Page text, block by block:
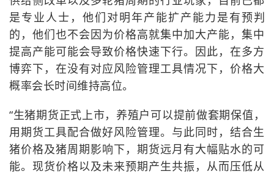
是专业人士，他们对明年产能扩产能力是有预判
的，他们也不会因为价格高就集中加大产能，集中
提高产能可能会导致价格快速下行。因此，在多方
博弈下，在没有对应风险管理工具情况下，价格大
概率会长时间维持高位。
“生猪期货正式上市，养殖户可以提前做套期保值，
用期货工具配合做好风险管理。与此同时，结合生
猪价格及猪周期影响下，期货远月有大幅贴水的可
能。现货价格以及未来预期产生共振，从而压低从